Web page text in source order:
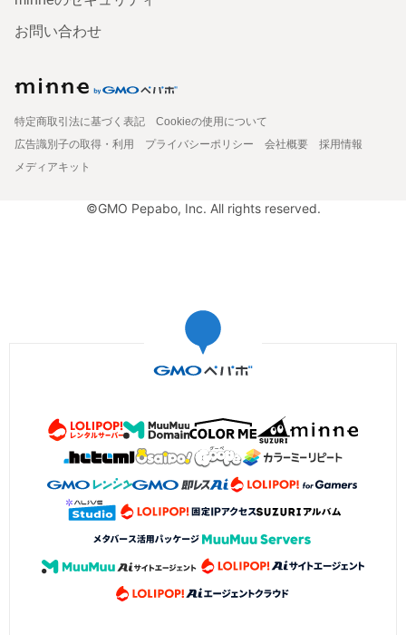
お問い合わせ
特定商取引法に基づく表記
Cookieの使用について
広告識別子の取得・利用
プライバシーポリシー 会社概要
採用情報
メディアキット
©GMO Pepabo, Inc. All rights reserved.